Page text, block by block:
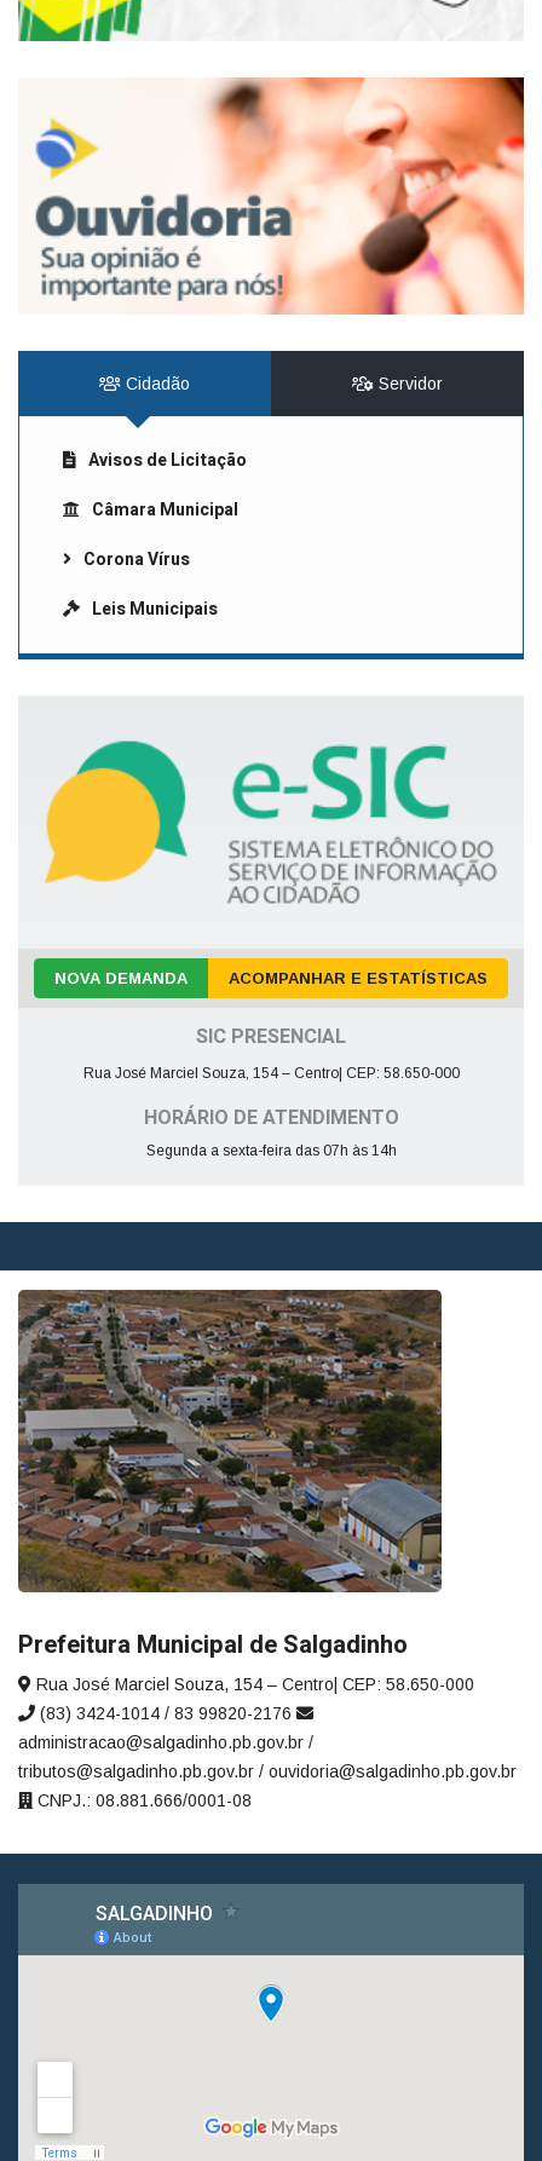
Cidadão Servidor
Avisos de Licitação
Câmara Municipal
Corona Vírus
Leis Municipais
NOVA DEMANDA ACOMPANHAR E ESTATÍSTICAS
SIC PRESENCIAL
Rua José Marciel Souza, 154 – Centro| CEP: 58.650-000
HORÁRIO DE ATENDIMENTO
Segunda a sexta-feira das 07h às 14h
Prefeitura Municipal de Salgadinho
Rua José Marciel Souza, 154 – Centro| CEP: 58.650-000
(83) 3424-1014 / 83 99820-2176
administracao@salgadinho.pb.gov.br /
tributos@salgadinho.pb.gov.br / ouvidoria@salgadinho.pb.gov.br
CNPJ.: 08.881.666/0001-08